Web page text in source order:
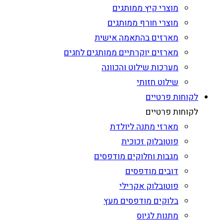
מוצרי קיץ ממותגים
מוצרי חורף ממותגים
מארזים בהתאמה אישית
מארזים יוקרתיים ממותגים לחגים
מערכות שילוט והכוונה
שילוט חזותי
לקוחות פרטיים
לקוחות פרטיים
מארזי מתנה ליולדת
פוטובלוק זכוכית
מגבות וחלוקים מודפסים
דובים מודפסים
פוטובלוק אקרילי
בלוקים מודפסים מעץ
מתנות לגיוס